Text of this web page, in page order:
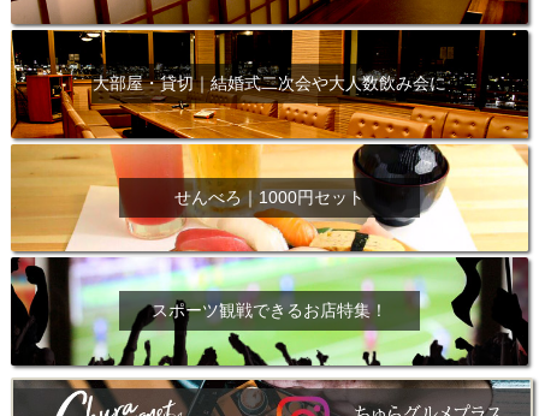
大部屋・貸切｜結婚式二次会や大人数飲み会に
せんべろ｜1000円セット
スポーツ観戦できるお店特集！